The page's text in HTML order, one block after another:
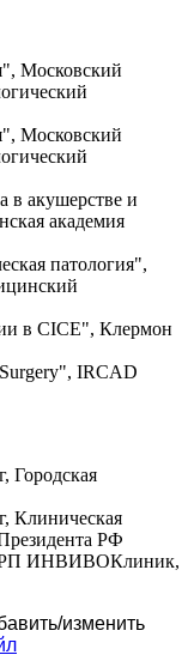
Московский
Московский
в акушерстве и
академия
патология",
в CICE", Клермон
IRCAD
Городская
Клиническая
РФ
ИНВИВОКлиник,
изменить